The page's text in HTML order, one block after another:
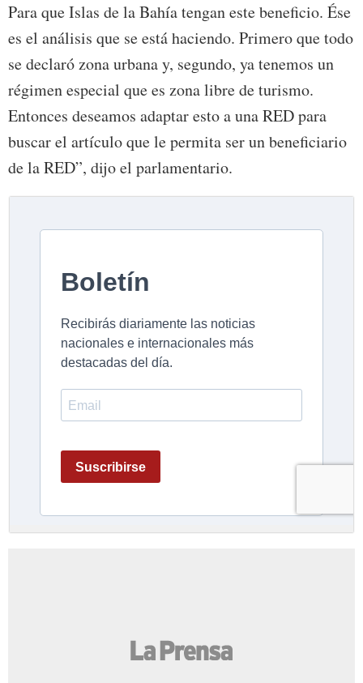
Para que Islas de la Bahía tengan este beneficio. Ése
es el análisis que se está haciendo. Primero que todo
se declaró zona urbana y, segundo, ya tenemos un
régimen especial que es zona libre de turismo.
Entonces deseamos adaptar esto a una RED para
buscar el artículo que le permita ser un beneficiario
de la RED”, dijo el parlamentario.